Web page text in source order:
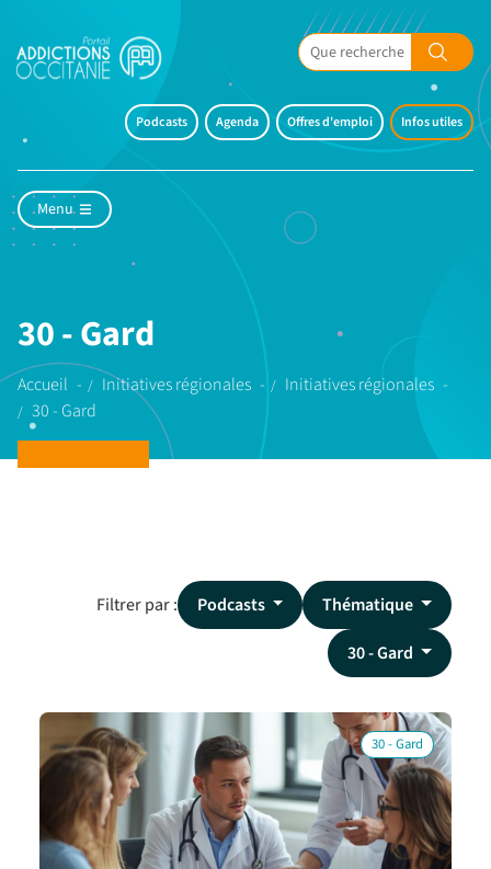
Podcasts Agenda Offres d'emploi Infos utiles
Menu
30 - Gard
Accueil Initiatives régionales
Initiatives régionales
30 - Gard
Filtrer par : Podcasts
Thématique
30 - Gard
30 - Gard